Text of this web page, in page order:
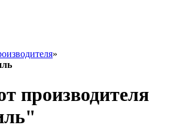
»
производителя